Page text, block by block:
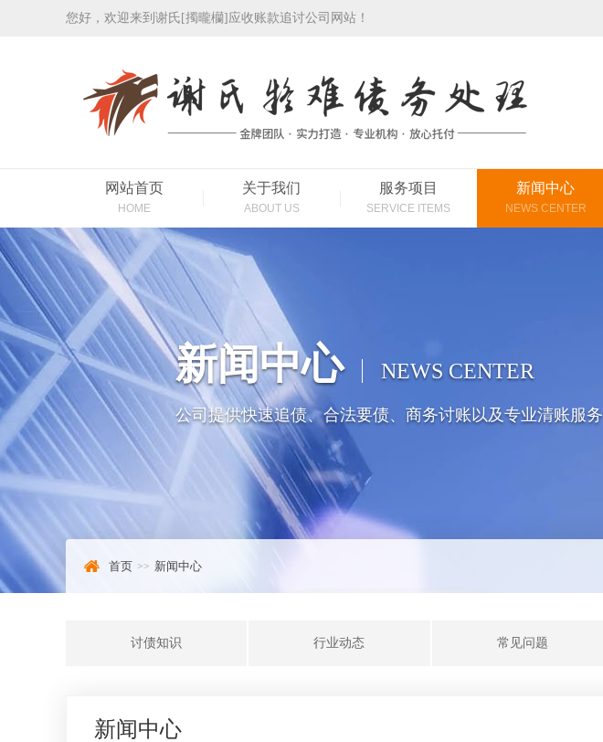
您好，欢迎来到谢氏[擉曨欗]应收账款追讨公司网站！
网站首页
HOME
关于我们
ABOUT US
服务项目
SERVICE ITEMS
新闻中心
NEWS CENTER
新闻中心 NEWS CENTER
公司提供快速追债、合法要债、商务讨账以及专业清账服务
首页 新闻中心
讨债知识 行业动态 常见问题
新闻中心